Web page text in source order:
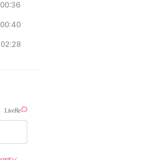
00:36
00:40
02:28